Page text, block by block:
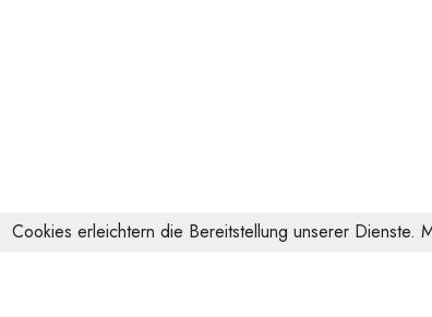
Cookies erleichtern die Bereitstellung unserer Dienste.